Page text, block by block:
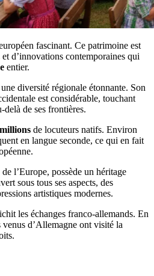
fascinant. Ce patrimoine est
d’innovations contemporaines qui
entier.
diversité régionale étonnante. Son
est considérable, touchant
delà de ses frontières.
millions de locuteurs natifs. Environ
en langue seconde, ce qui en fait
de l’Europe, possède un héritage
sous tous ses aspects, des
artistiques modernes.
les échanges franco-allemands. En
d’Allemagne ont visité la